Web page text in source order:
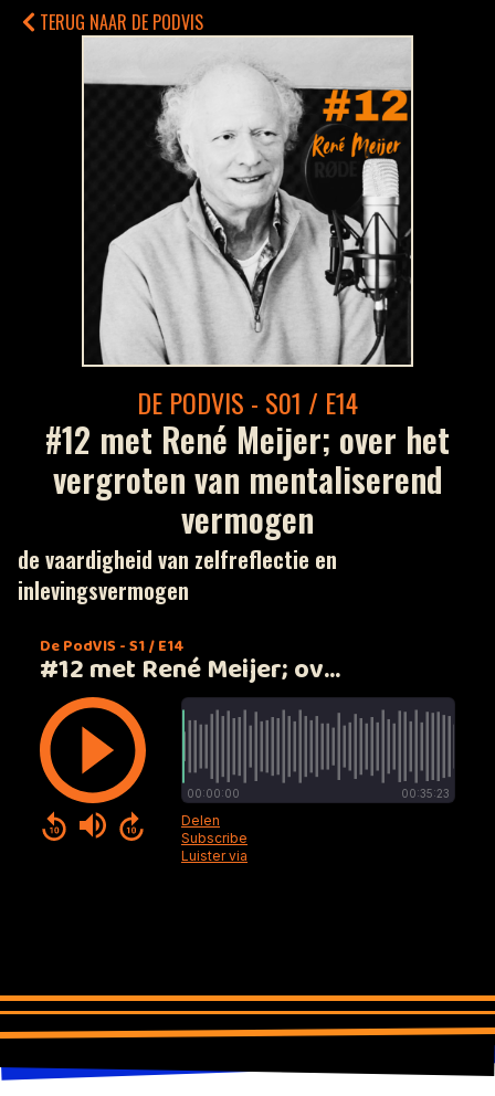
TERUG NAAR DE PODVIS
DE PODVIS - S01 / E14
#12 met René Meijer; over het
vergroten van mentaliserend
vermogen
de vaardigheid van zelfreflectie en
inlevingsvermogen